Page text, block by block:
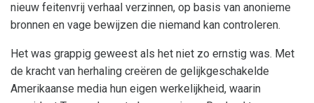
nieuw feitenvrij verhaal verzinnen, op basis van anonieme
bronnen en vage bewijzen die niemand kan controleren.
Het was grappig geweest als het niet zo ernstig was. Met
de kracht van herhaling creëren de gelijkgeschakelde
Amerikaanse media hun eigen werkelijkheid, waarin